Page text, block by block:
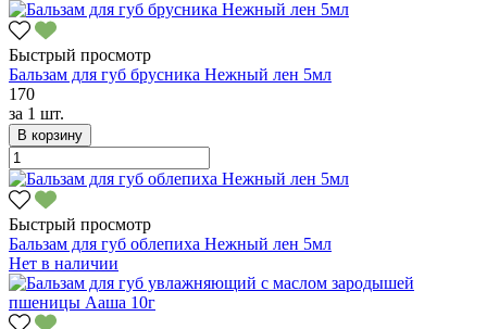
Быстрый просмотр
Бальзам для губ брусника Нежный лен 5мл
170
за 1 шт.
В корзину
Быстрый просмотр
Бальзам для губ облепиха Нежный лен 5мл
Нет в наличии